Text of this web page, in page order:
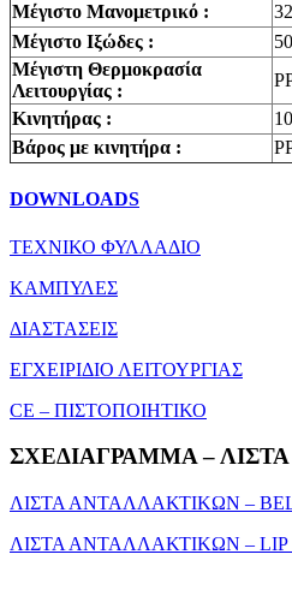
Μέγιστο Μανομετρικό :
Μέγιστο Ιξώδες :
Μέγιστη Θερμοκρασία
Λειτουργίας :
Κινητήρας :
Βάρος με κινητήρα :
DOWNLOADS
ΤΕΧΝΙΚΟ ΦΥΛΛΑΔΙΟ
ΚΑΜΠΥΛΕΣ
ΔΙΑΣΤΑΣΕΙΣ
ΕΓΧΕΙΡΙΔΙΟ ΛΕΙΤΟΥΡΓΙΑΣ
CE – ΠΙΣΤΟΠΟΙΗΤΙΚΟ
ΣΧΕΔΙΑΓΡΑΜΜΑ –
ΛΙΣΤΑ ΑΝΤΑΛΛΑΚΤΙΚΩΝ –
ΛΙΣΤΑ ΑΝΤΑΛΛΑΚΤΙΚΩΝ – LIP